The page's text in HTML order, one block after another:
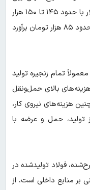
۵۵۰ تا ۶۰۰ دلار در هر تن است. اگر نرخ دلار با حدود ۱۴۵ تا ۱۵۰ هزار
ریال محاسبه شود، قیمت فولاد در منطقه حدود ۸۵ هزار تومان برآورد
تمام زنجیره تولید
هزینه‌های بالای حمل‌ونقل
هزینه‌های نیروی کار،
حمل و عرضه با
فولاد تولیدشده در
بر منابع داخلی است، از